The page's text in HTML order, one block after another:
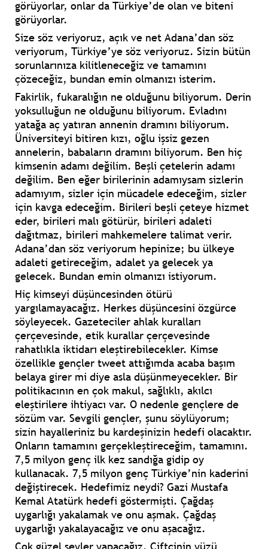
görüyorlar, onlar da Türkiye’de olan ve biteni
görüyorlar.
Size söz veriyoruz, açık ve net Adana’dan söz
veriyorum, Türkiye’ye söz veriyoruz. Sizin bütün
sorunlarınıza kilitleneceğiz ve tamamını
çözeceğiz, bundan emin olmanızı isterim.
Fakirlik, fukaralığın ne olduğunu biliyorum. Derin
yoksulluğun ne olduğunu biliyorum. Evladını
yatağa aç yatıran annenin dramını biliyorum.
Üniversiteyi bitiren kızı, oğlu işsiz gezen
annelerin, babaların dramını biliyorum. Ben hiç
kimsenin adamı değilim. Beşli çetelerin adamı
değilim. Ben eğer birilerinin adamıysam sizlerin
adamıyım, sizler için mücadele edeceğim, sizler
için kavga edeceğim. Birileri beşli çeteye hizmet
eder, birileri malı götürür, birileri adaleti
dağıtmaz, birileri mahkemelere talimat verir.
Adana’dan söz veriyorum hepinize; bu ülkeye
adaleti getireceğim, adalet ya gelecek ya
gelecek. Bundan emin olmanızı istiyorum.
Hiç kimseyi düşüncesinden ötürü
yargılamayacağız. Herkes düşüncesini özgürce
söyleyecek. Gazeteciler ahlak kuralları
çerçevesinde, etik kurallar çerçevesinde
rahatlıkla iktidarı eleştirebilecekler. Kimse
özellikle gençler tweet attığımda acaba başım
belaya girer mi diye asla düşünmeyecekler. Bir
politikacının en çok makul, sağlıklı, akılcı
eleştirilere ihtiyacı var. O nedenle gençlere de
sözüm var. Sevgili gençler, şunu söylüyorum;
sizin hayalleriniz bu kardeşinizin hedefi olacaktır.
Onların tamamını gerçekleştireceğim, tamamını.
7,5 milyon genç ilk kez sandığa gidip oy
kullanacak. 7,5 milyon genç Türkiye’nin kaderini
değiştirecek. Hedefimiz neydi? Gazi Mustafa
Kemal Atatürk hedefi göstermişti. Çağdaş
uygarlığı yakalamak ve onu aşmak. Çağdaş
uygarlığı yakalayacağız ve onu aşacağız.